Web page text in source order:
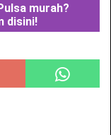
murah?
disini!